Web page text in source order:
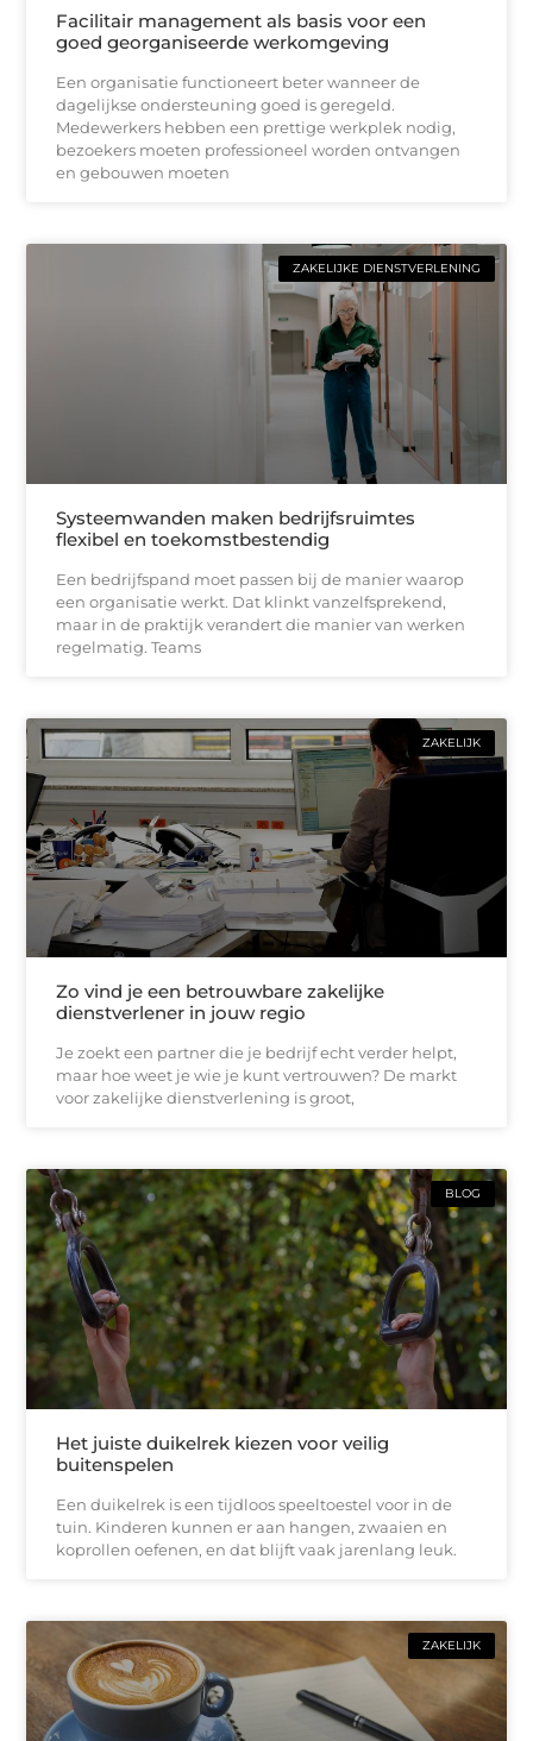
Facilitair management als basis voor een
goed georganiseerde werkomgeving
Een organisatie functioneert beter wanneer de
dagelijkse ondersteuning goed is geregeld.
Medewerkers hebben een prettige werkplek nodig,
bezoekers moeten professioneel worden ontvangen
en gebouwen moeten
ZAKELIJKE DIENSTVERLENING
Systeemwanden maken bedrijfsruimtes
flexibel en toekomstbestendig
Een bedrijfspand moet passen bij de manier waarop
een organisatie werkt. Dat klinkt vanzelfsprekend,
maar in de praktijk verandert die manier van werken
regelmatig. Teams
ZAKELIJK
Zo vind je een betrouwbare zakelijke
dienstverlener in jouw regio
Je zoekt een partner die je bedrijf echt verder helpt,
maar hoe weet je wie je kunt vertrouwen? De markt
voor zakelijke dienstverlening is groot,
BLOG
Het juiste duikelrek kiezen voor veilig
buitenspelen
Een duikelrek is een tijdloos speeltoestel voor in de
tuin. Kinderen kunnen er aan hangen, zwaaien en
koprollen oefenen, en dat blijft vaak jarenlang leuk.
ZAKELIJK